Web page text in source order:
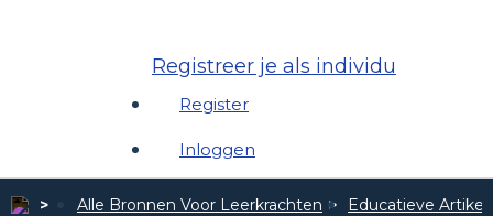
Registreer je als individu
Register
Inloggen
Alle Bronnen Voor Leerkrachten Educatieve